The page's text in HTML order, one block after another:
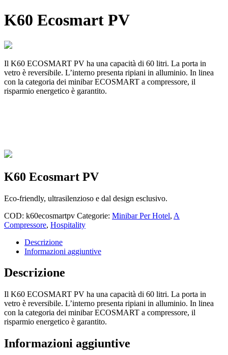
K60 Ecosmart PV
Il K60 ECOSMART PV ha una capacità di 60 litri. La porta in
vetro è reversibile. L’interno presenta ripiani in alluminio. In linea
con la categoria dei minibar ECOSMART a compressore, il
risparmio energetico è garantito.
K60 Ecosmart PV
Eco-friendly, ultrasilenzioso e dal design esclusivo.
COD: k60ecosmartpv Categorie: Minibar Per Hotel, A
Compressore, Hospitality
Descrizione
Informazioni aggiuntive
Descrizione
Il K60 ECOSMART PV ha una capacità di 60 litri. La porta in
vetro è reversibile. L’interno presenta ripiani in alluminio. In linea
con la categoria dei minibar ECOSMART a compressore, il
risparmio energetico è garantito.
Informazioni aggiuntive